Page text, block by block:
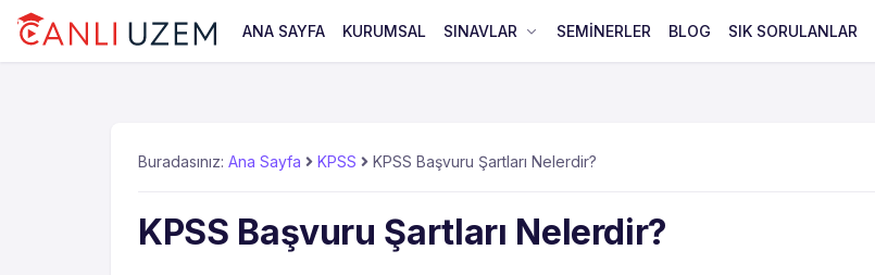
ANA SAYFA KURUMSAL SINAVLAR SEMİNERLER BLOG SIK SORULANLAR
Buradasınız: Ana Sayfa KPSS KPSS Başvuru Şartları Nelerdir?
KPSS Başvuru Şartları Nelerdir?